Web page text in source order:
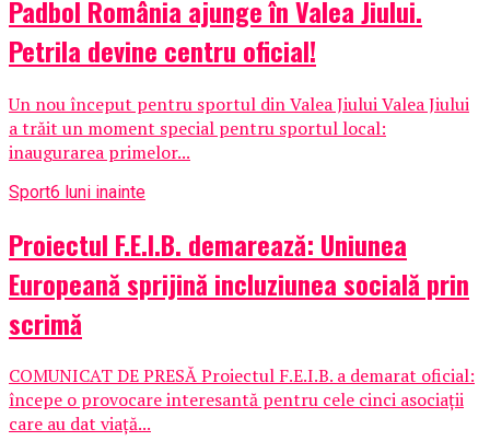
Padbol România ajunge în Valea Jiului.
Petrila devine centru oficial!
Un nou început pentru sportul din Valea Jiului Valea Jiului
a trăit un moment special pentru sportul local:
inaugurarea primelor...
Sport6 luni inainte
Proiectul F.E.I.B. demarează: Uniunea
Europeană sprijină incluziunea socială prin
scrimă
COMUNICAT DE PRESĂ Proiectul F.E.I.B. a demarat oficial:
începe o provocare interesantă pentru cele cinci asociații
care au dat viață...